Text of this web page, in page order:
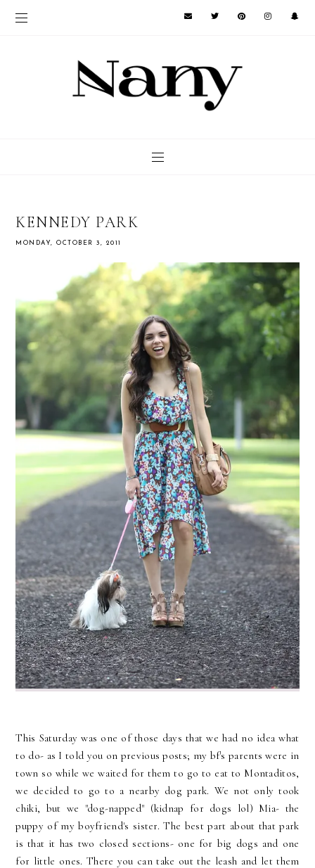
KENNEDY PARK
MONDAY, OCTOBER 3, 2011
This Saturday was one of those days that we had no idea what
to do- as I told you on previous posts; my bf's parents were in
town so while we waited for them to go to eat to Montaditos,
we decided to go to a nearby dog park. We not only took
chiki, but we "dog-napped" (kidnap for dogs lol) Mia- the
puppy of my boyfriend's sister. The best part about that park
is that it has two closed sections- one for big dogs and one
for little ones. There you can take out the leash and let them